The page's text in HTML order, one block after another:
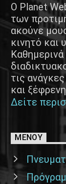
Ο Planet
των
ακούνε
κινητό και
τις
και
Δείτε
ΜΕΝΟΥ